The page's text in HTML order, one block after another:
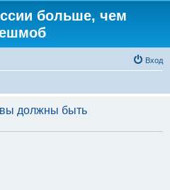
больше, чем
Вход
должны быть